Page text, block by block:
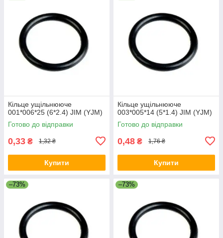
Кільце ущільнююче
001*006*25 (6*2.4) JIM (YJM)
Готово до відправки
0,33 ₴ 1,32 ₴
Купити
Кільце ущільнююче
003*005*14 (5*1.4) JIM (YJM)
Готово до відправки
0,48 ₴ 1,76 ₴
Купити
–73% –73%